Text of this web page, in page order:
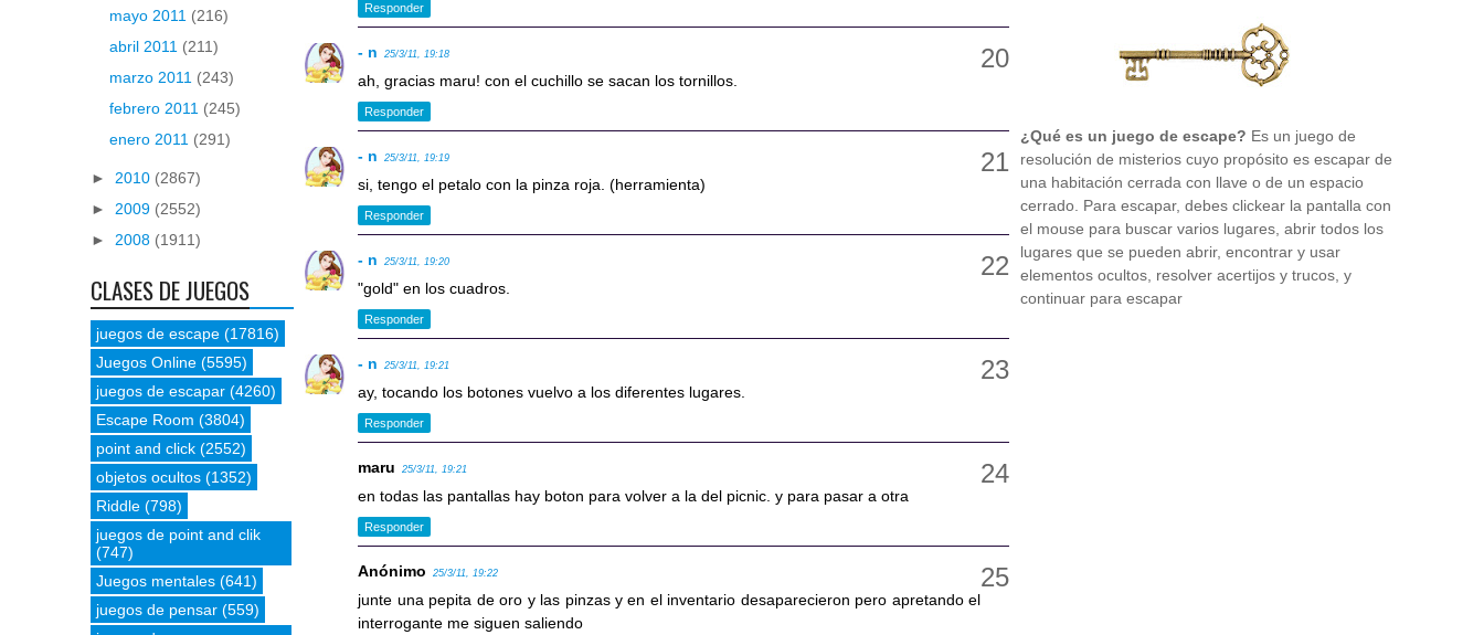
Responder
- n 25/3/11, 19:18
ah, gracias maru! con el cuchillo se sacan los tornillos.
Responder
- n 25/3/11, 19:19
si, tengo el petalo con la pinza roja. (herramienta)
Responder
- n 25/3/11, 19:20
"gold" en los cuadros.
Responder
- n 25/3/11, 19:21
ay, tocando los botones vuelvo a los diferentes lugares.
Responder
maru 25/3/11, 19:21
en todas las pantallas hay boton para volver a la del picnic. y para pasar a otra
Responder
Anónimo 25/3/11, 19:22
junte una pepita de oro y las pinzas y en el inventario desaparecieron pero apretando el
interrogante me siguen saliendo
mayo 2011 (216)
abril 2011 (211)
marzo 2011 (243)
febrero 2011 (245)
enero 2011 (291)
► 2010 (2867)
► 2009 (2552)
► 2008 (1911)
CLASES DE JUEGOS
juegos de escape (17816)
Juegos Online (5595)
juegos de escapar (4260)
Escape Room (3804)
point and click (2552)
objetos ocultos (1352)
Riddle (798)
juegos de point and clik
(747)
Juegos mentales (641)
juegos de pensar (559)
¿Qué es un juego de escape? Es un juego de
resolución de misterios cuyo propósito es escapar de
una habitación cerrada con llave o de un espacio
cerrado. Para escapar, debes clickear la pantalla con
el mouse para buscar varios lugares, abrir todos los
lugares que se pueden abrir, encontrar y usar
elementos ocultos, resolver acertijos y trucos, y
continuar para escapar